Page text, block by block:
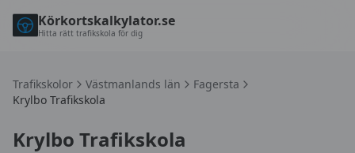
Körkortskalkylator.se
Hitta rätt trafikskola för dig
Trafikskolor Västmanlands län
Fagersta
Krylbo Trafikskola
Krylbo Trafikskola